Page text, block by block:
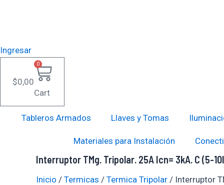
Ingresar
$0,00
0
Cart
Tableros Armados Llaves y Tomas
Materiales para Instalación
Interruptor TMg. Tripolar. 25A Icn= 3kA. C (5-
Inicio / Termicas / Termica Tripolar / Interruptor
C
(5-
cantidad